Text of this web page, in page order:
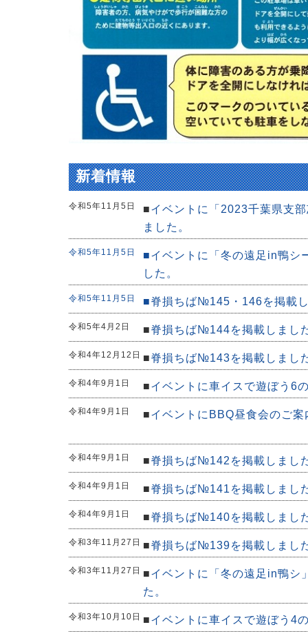
新着情報
令和5年11月5日 ■イベントに「2023千葉県支
ました。
令和5年11月5日 ■イベントに「冬の遠足in鴨シ
した。
令和5年11月5日 ■脊損ちば№145・146を掲載
令和5年4月2日 ■脊損ちば№144を掲載しまし
令和4年12月12日 ■脊損ちば№143を掲載しまし
令和4年9月1日 ■イベントに車イスで遊ぼう6
令和4年9月1日 ■イベントにBBQ昼食会のご
令和4年9月1日 ■脊損ちば№142を掲載しまし
令和4年9月1日 ■脊損ちば№141を掲載しまし
令和4年9月1日 ■脊損ちば№140を掲載しまし
令和3年11月27日 ■脊損ちば№139を掲載しまし
令和3年11月27日 ■イベントに「冬の遠足in鴨シ
た。
令和3年10月10日 ■イベントに車イスで遊ぼう4